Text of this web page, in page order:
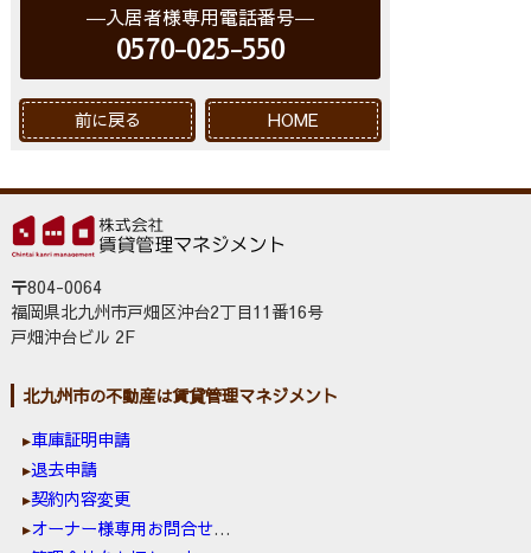
入居者様専用電話番号
0570-025-550
前に戻る HOME
〒804-0064
福岡県北九州市戸畑区沖台2丁目11番16号
戸畑沖台ビル 2F
北九州市の不動産は賃貸管理マネジメント
車庫証明申請
退去申請
契約内容変更
オーナー様専用お問合せ窓口